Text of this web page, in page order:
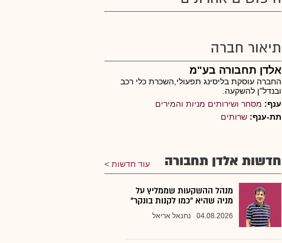
תיאור חברה
אלדן תחבורה בע"מ
החברה עוסקת בליסינג תפעולי,השכרת כלי רכב
ובנדל"ן להשקעה.
ענף: מסחר ושירותים מניות והמירים
תת-ענף: שרותים
חדשות אלדן תחבורה עוד חדשות
מנהל ההשקעות שממליץ על
מניה שהיא "כמו לקנות בונקר"
04.08.2026 נתנאל אריאל